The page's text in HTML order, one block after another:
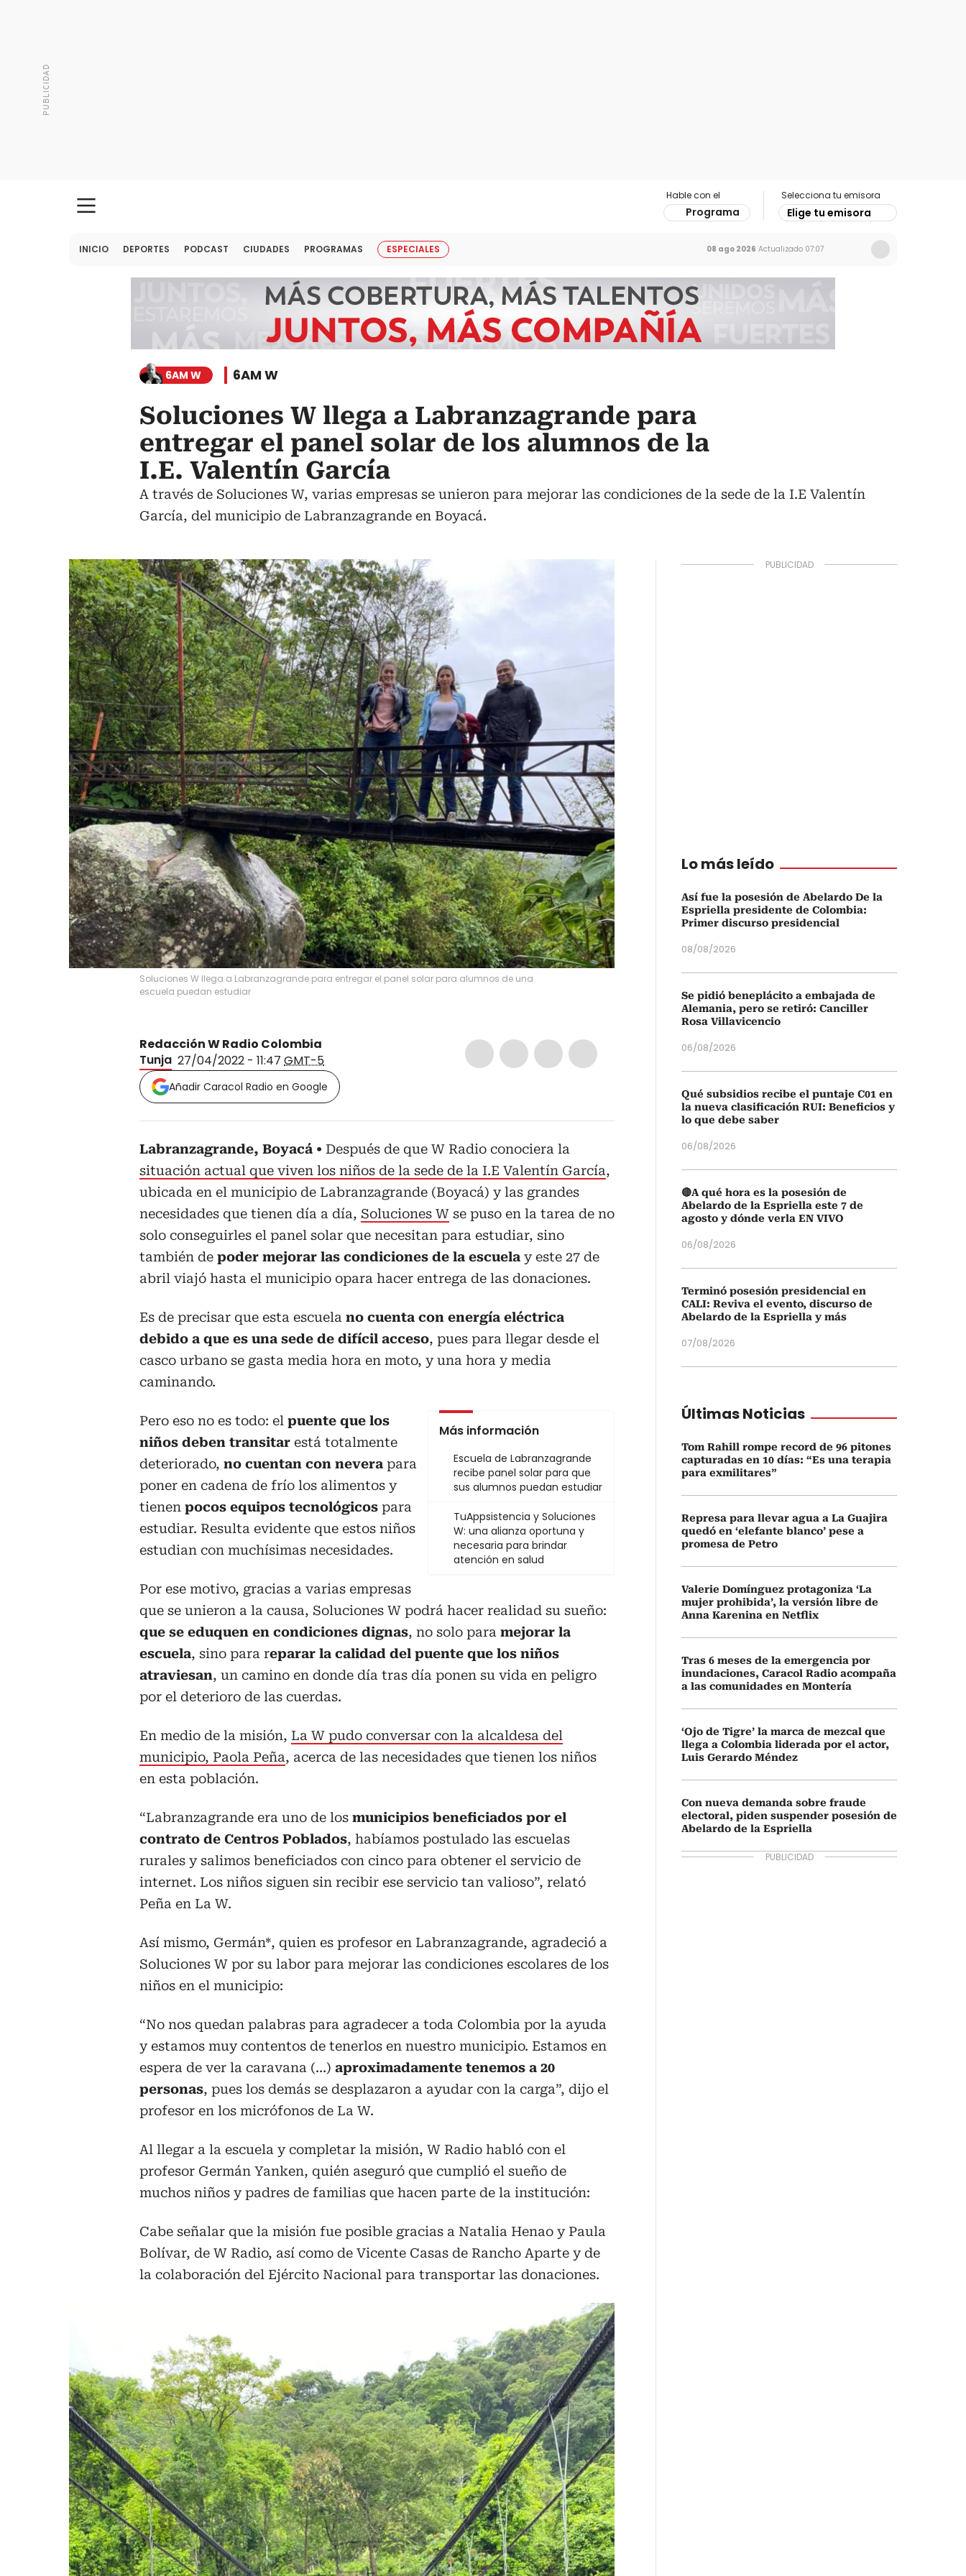
Hable con el
Programa
Selecciona tu emisora
Elige tu emisora
INICIO DEPORTES PODCAST CIUDADES PROGRAMAS ESPECIALES 08 ago 2026 Actualizado 07:07
6AM W 6AM W
Soluciones W llega a Labranzagrande para
entregar el panel solar de los alumnos de la
I.E. Valentín García
A través de Soluciones W, varias empresas se unieron para mejorar las condiciones de la sede de la I.E Valentín
García, del municipio de Labranzagrande en Boyacá.
Soluciones W llega a Labranzagrande para entregar el panel solar para alumnos de una
escuela puedan estudiar
Redacción W Radio Colombia
Tunja 27/04/2022 - 11:47 GMT-5
Añadir Caracol Radio en Google
Labranzagrande, Boyacá
Después de que W Radio conociera la
situación actual que viven los niños de la sede de la I.E Valentín García,
ubicada en el municipio de Labranzagrande (Boyacá) y las grandes
necesidades que tienen día a día, Soluciones W se puso en la tarea de no
solo conseguirles el panel solar que necesitan para estudiar, sino
también de poder mejorar las condiciones de la escuela y este 27 de
abril viajó hasta el municipio opara hacer entrega de las donaciones.
Es de precisar que esta escuela no cuenta con energía eléctrica
debido a que es una sede de difícil acceso, pues para llegar desde el
casco urbano se gasta media hora en moto, y una hora y media
caminando.
Más información
Escuela de Labranzagrande
recibe panel solar para que
sus alumnos puedan estudiar
TuAppsistencia y Soluciones
W: una alianza oportuna y
necesaria para brindar
atención en salud
Pero eso no es todo: el puente que los
niños deben transitar está totalmente
deteriorado, no cuentan con nevera para
poner en cadena de frío los alimentos y
tienen pocos equipos tecnológicos para
estudiar. Resulta evidente que estos niños
estudian con muchísimas necesidades.
Por ese motivo, gracias a varias empresas
que se unieron a la causa, Soluciones W podrá hacer realidad su sueño:
que se eduquen en condiciones dignas, no solo para mejorar la
escuela, sino para reparar la calidad del puente que los niños
atraviesan, un camino en donde día tras día ponen su vida en peligro
por el deterioro de las cuerdas.
En medio de la misión, La W pudo conversar con la alcaldesa del
municipio, Paola Peña, acerca de las necesidades que tienen los niños
en esta población.
“Labranzagrande era uno de los municipios beneficiados por el
contrato de Centros Poblados, habíamos postulado las escuelas
rurales y salimos beneficiados con cinco para obtener el servicio de
internet. Los niños siguen sin recibir ese servicio tan valioso”, relató
Peña en La W.
Así mismo, Germán*, quien es profesor en Labranzagrande, agradeció a
Soluciones W por su labor para mejorar las condiciones escolares de los
niños en el municipio:
“No nos quedan palabras para agradecer a toda Colombia por la ayuda
y estamos muy contentos de tenerlos en nuestro municipio. Estamos en
espera de ver la caravana (…) aproximadamente tenemos a 20
personas, pues los demás se desplazaron a ayudar con la carga”, dijo el
profesor en los micrófonos de La W.
Al llegar a la escuela y completar la misión, W Radio habló con el
profesor Germán Yanken, quién aseguró que cumplió el sueño de
muchos niños y padres de familias que hacen parte de la institución:
Cabe señalar que la misión fue posible gracias a Natalia Henao y Paula
Bolívar, de W Radio, así como de Vicente Casas de Rancho Aparte y de
la colaboración del Ejército Nacional para transportar las donaciones.
Lo más leído
Así fue la posesión de Abelardo De la
Espriella presidente de Colombia:
Primer discurso presidencial
08/08/2026
Se pidió beneplácito a embajada de
Alemania, pero se retiró: Canciller
Rosa Villavicencio
06/08/2026
Qué subsidios recibe el puntaje C01 en
la nueva clasificación RUI: Beneficios y
lo que debe saber
06/08/2026
🔴A qué hora es la posesión de
Abelardo de la Espriella este 7 de
agosto y dónde verla EN VIVO
06/08/2026
Terminó posesión presidencial en
CALI: Reviva el evento, discurso de
Abelardo de la Espriella y más
07/08/2026
Últimas Noticias
Tom Rahill rompe record de 96 pitones
capturadas en 10 días: “Es una terapia
para exmilitares”
Represa para llevar agua a La Guajira
quedó en ‘elefante blanco’ pese a
promesa de Petro
Valerie Domínguez protagoniza ‘La
mujer prohibida’, la versión libre de
Anna Karenina en Netflix
Tras 6 meses de la emergencia por
inundaciones, Caracol Radio acompaña
a las comunidades en Montería
‘Ojo de Tigre’ la marca de mezcal que
llega a Colombia liderada por el actor,
Luis Gerardo Méndez
Con nueva demanda sobre fraude
electoral, piden suspender posesión de
Abelardo de la Espriella